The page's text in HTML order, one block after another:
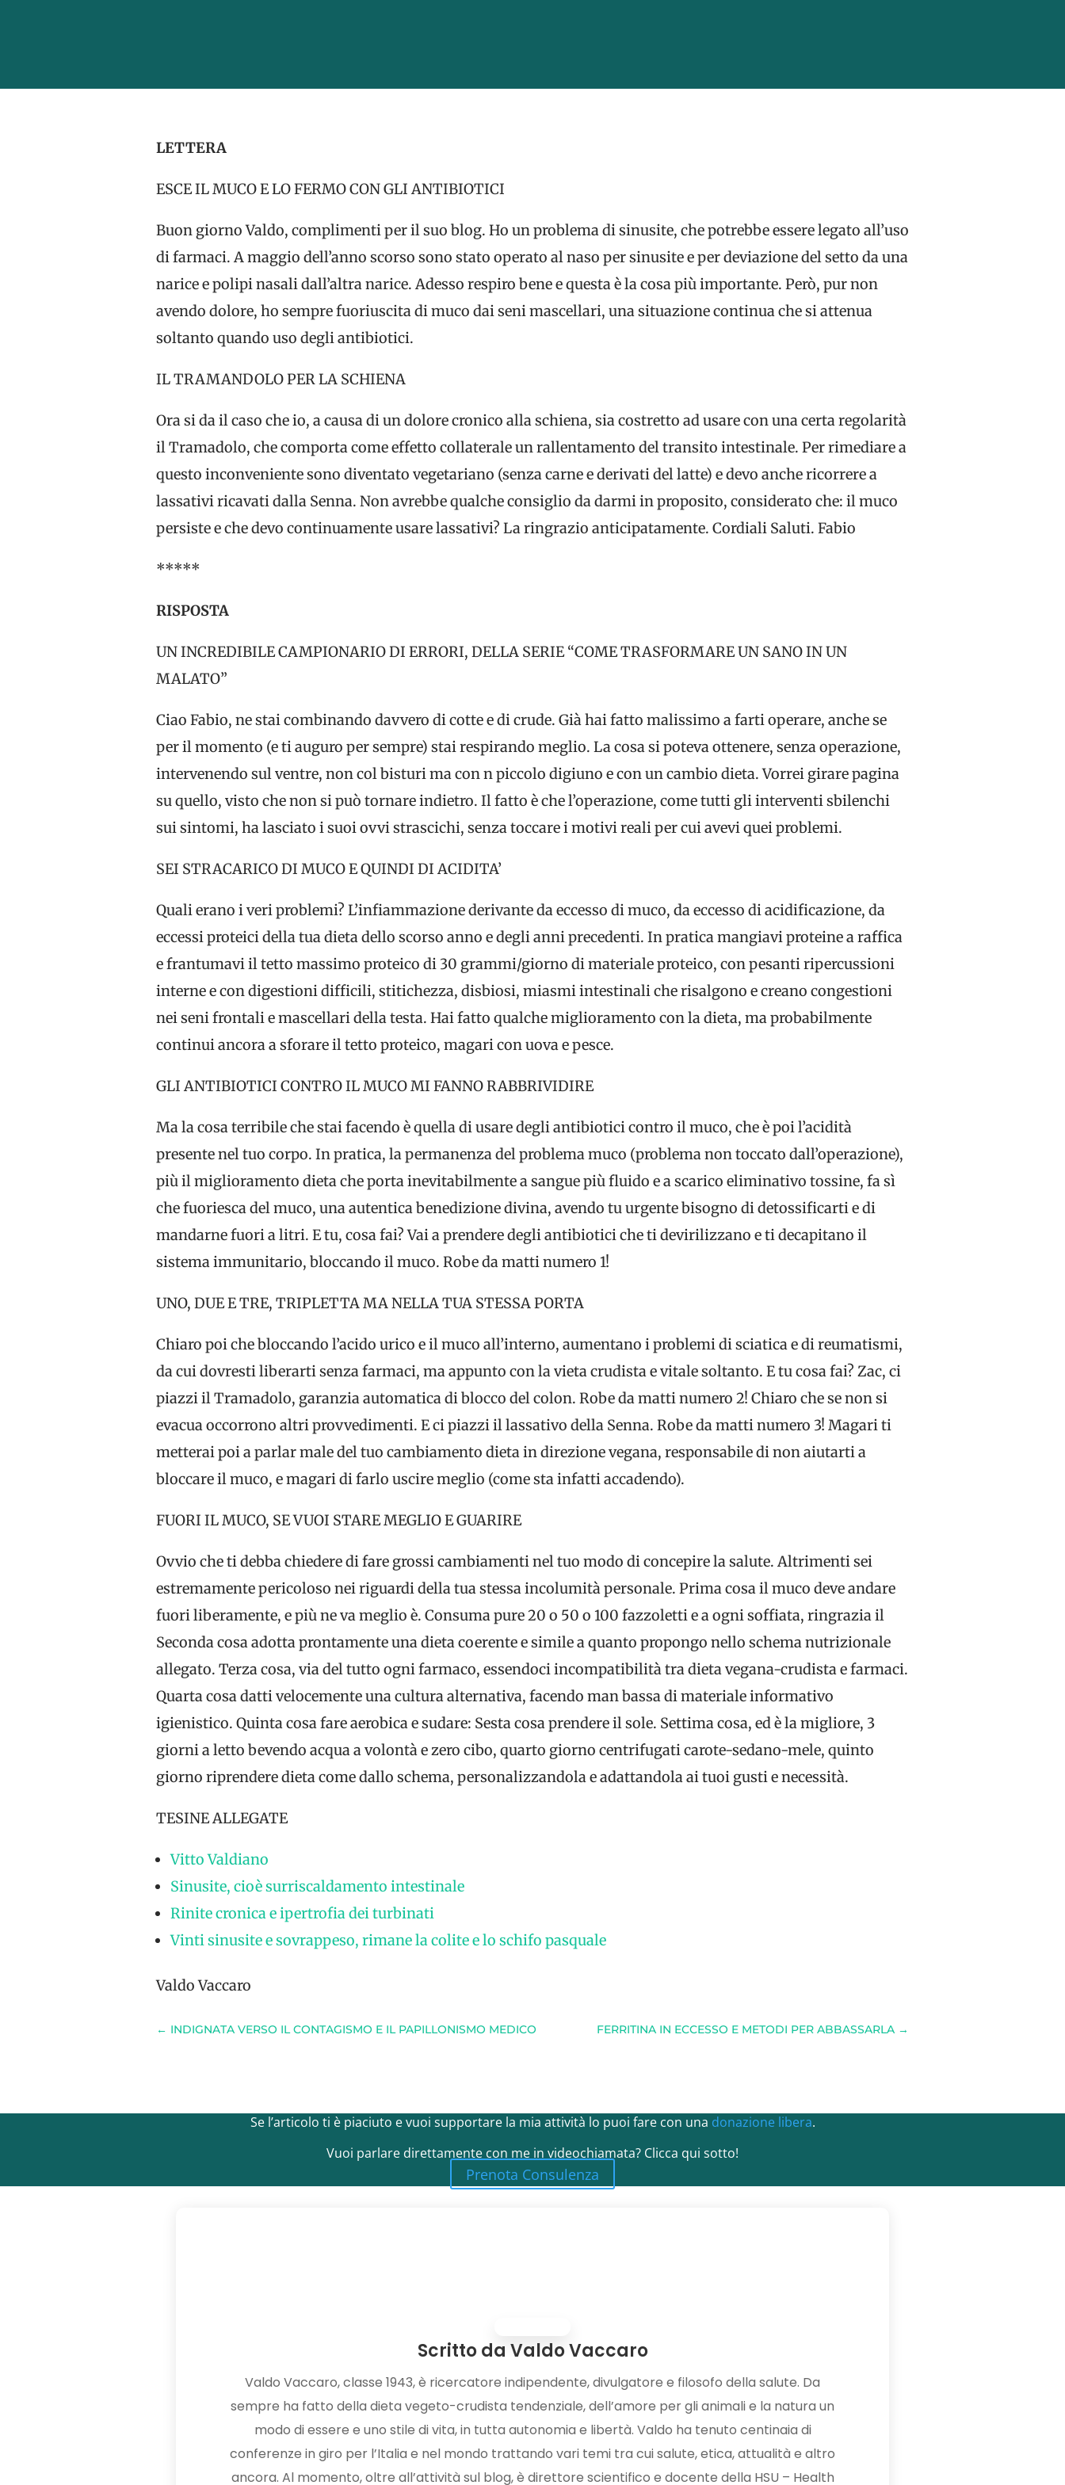
LETTERA
ESCE IL MUCO E LO FERMO CON GLI ANTIBIOTICI
Buon giorno Valdo, complimenti per il suo blog. Ho un problema di sinusite, che potrebbe essere legato all’uso
di farmaci. A maggio dell’anno scorso sono stato operato al naso per sinusite e per deviazione del setto da una
narice e polipi nasali dall’altra narice. Adesso respiro bene e questa è la cosa più importante. Però, pur non
avendo dolore, ho sempre fuoriuscita di muco dai seni mascellari, una situazione continua che si attenua
soltanto quando uso degli antibiotici.
IL TRAMANDOLO PER LA SCHIENA
Ora si da il caso che io, a causa di un dolore cronico alla schiena, sia costretto ad usare con una certa regolarità
il Tramadolo, che comporta come effetto collaterale un rallentamento del transito intestinale. Per rimediare a
questo inconveniente sono diventato vegetariano (senza carne e derivati del latte) e devo anche ricorrere a
lassativi ricavati dalla Senna. Non avrebbe qualche consiglio da darmi in proposito, considerato che: il muco
persiste e che devo continuamente usare lassativi? La ringrazio anticipatamente. Cordiali Saluti. Fabio
*****
RISPOSTA
UN INCREDIBILE CAMPIONARIO DI ERRORI, DELLA SERIE “COME TRASFORMARE UN SANO IN UN
MALATO”
Ciao Fabio, ne stai combinando davvero di cotte e di crude. Già hai fatto malissimo a farti operare, anche se
per il momento (e ti auguro per sempre) stai respirando meglio. La cosa si poteva ottenere, senza operazione,
intervenendo sul ventre, non col bisturi ma con n piccolo digiuno e con un cambio dieta. Vorrei girare pagina
su quello, visto che non si può tornare indietro. Il fatto è che l’operazione, come tutti gli interventi sbilenchi
sui sintomi, ha lasciato i suoi ovvi strascichi, senza toccare i motivi reali per cui avevi quei problemi.
SEI STRACARICO DI MUCO E QUINDI DI ACIDITA’
Quali erano i veri problemi? L’infiammazione derivante da eccesso di muco, da eccesso di acidificazione, da
eccessi proteici della tua dieta dello scorso anno e degli anni precedenti. In pratica mangiavi proteine a raffica
e frantumavi il tetto massimo proteico di 30 grammi/giorno di materiale proteico, con pesanti ripercussioni
interne e con digestioni difficili, stitichezza, disbiosi, miasmi intestinali che risalgono e creano congestioni
nei seni frontali e mascellari della testa. Hai fatto qualche miglioramento con la dieta, ma probabilmente
continui ancora a sforare il tetto proteico, magari con uova e pesce.
GLI ANTIBIOTICI CONTRO IL MUCO MI FANNO RABBRIVIDIRE
Ma la cosa terribile che stai facendo è quella di usare degli antibiotici contro il muco, che è poi l’acidità
presente nel tuo corpo. In pratica, la permanenza del problema muco (problema non toccato dall’operazione),
più il miglioramento dieta che porta inevitabilmente a sangue più fluido e a scarico eliminativo tossine, fa sì
che fuoriesca del muco, una autentica benedizione divina, avendo tu urgente bisogno di detossificarti e di
mandarne fuori a litri. E tu, cosa fai? Vai a prendere degli antibiotici che ti devirilizzano e ti decapitano il
sistema immunitario, bloccando il muco. Robe da matti numero 1!
UNO, DUE E TRE, TRIPLETTA MA NELLA TUA STESSA PORTA
Chiaro poi che bloccando l’acido urico e il muco all’interno, aumentano i problemi di sciatica e di reumatismi,
da cui dovresti liberarti senza farmaci, ma appunto con la vieta crudista e vitale soltanto. E tu cosa fai? Zac, ci
piazzi il Tramadolo, garanzia automatica di blocco del colon. Robe da matti numero 2! Chiaro che se non si
evacua occorrono altri provvedimenti. E ci piazzi il lassativo della Senna. Robe da matti numero 3! Magari ti
metterai poi a parlar male del tuo cambiamento dieta in direzione vegana, responsabile di non aiutarti a
bloccare il muco, e magari di farlo uscire meglio (come sta infatti accadendo).
FUORI IL MUCO, SE VUOI STARE MEGLIO E GUARIRE
Ovvio che ti debba chiedere di fare grossi cambiamenti nel tuo modo di concepire la salute. Altrimenti sei
estremamente pericoloso nei riguardi della tua stessa incolumità personale. Prima cosa il muco deve andare
fuori liberamente, e più ne va meglio è. Consuma pure 20 o 50 o 100 fazzoletti e a ogni soffiata, ringrazia il
Seconda cosa adotta prontamente una dieta coerente e simile a quanto propongo nello schema nutrizionale
allegato. Terza cosa, via del tutto ogni farmaco, essendoci incompatibilità tra dieta vegana-crudista e farmaci.
Quarta cosa datti velocemente una cultura alternativa, facendo man bassa di materiale informativo
igienistico. Quinta cosa fare aerobica e sudare: Sesta cosa prendere il sole. Settima cosa, ed è la migliore, 3
giorni a letto bevendo acqua a volontà e zero cibo, quarto giorno centrifugati carote-sedano-mele, quinto
giorno riprendere dieta come dallo schema, personalizzandola e adattandola ai tuoi gusti e necessità.
TESINE ALLEGATE
Vitto Valdiano
Sinusite, cioè surriscaldamento intestinale
Rinite cronica e ipertrofia dei turbinati
Vinti sinusite e sovrappeso, rimane la colite e lo schifo pasquale
Valdo Vaccaro
← INDIGNATA VERSO IL CONTAGISMO E IL PAPILLONISMO MEDICO FERRITINA IN ECCESSO E METODI PER ABBASSARLA →
Se l’articolo ti è piaciuto e vuoi supportare la mia attività lo puoi fare con una donazione libera.
Vuoi parlare direttamente con me in videochiamata? Clicca qui sotto!
Prenota Consulenza
Scritto da Valdo Vaccaro
Valdo Vaccaro, classe 1943, è ricercatore indipendente, divulgatore e filosofo della salute. Da
sempre ha fatto della dieta vegeto-crudista tendenziale, dell’amore per gli animali e la natura un
modo di essere e uno stile di vita, in tutta autonomia e libertà. Valdo ha tenuto centinaia di
conferenze in giro per l’Italia e nel mondo trattando vari temi tra cui salute, etica, attualità e altro
ancora. Al momento, oltre all’attività sul blog, è direttore scientifico e docente della HSU – Health